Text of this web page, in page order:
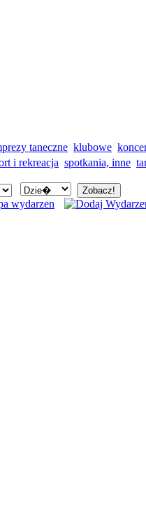
taneczne klubowe
i rekreacja spotkania, inne